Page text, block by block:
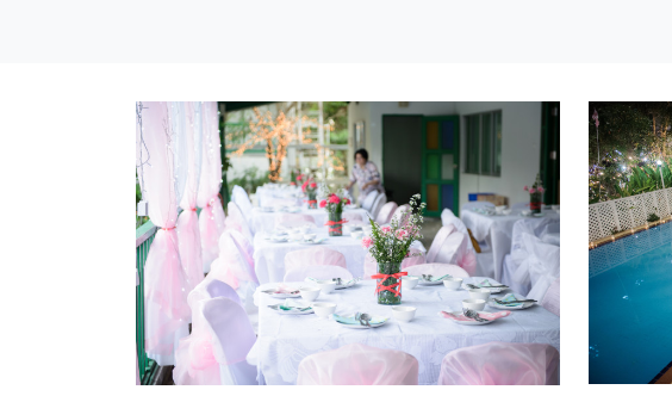
Image Image